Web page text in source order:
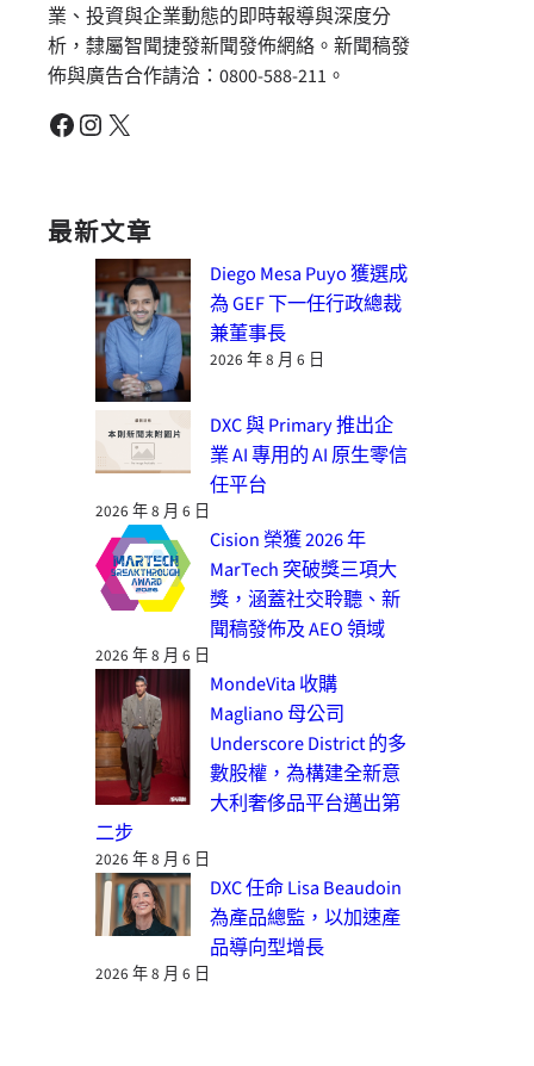
業、投資與企業動態的即時報導與深度分
析，隸屬智聞捷發新聞發佈網絡。新聞稿發
佈與廣告合作請洽：0800-588-211。
Facebook Instagram X
最新文章
Diego Mesa Puyo 獲選成
為 GEF 下一任行政總裁
兼董事長
2026 年 8 月 6 日
DXC 與 Primary 推出企
業 AI 專用的 AI 原生零信
任平台
2026 年 8 月 6 日
Cision 榮獲 2026 年
MarTech 突破獎三項大
獎，涵蓋社交聆聽、新
聞稿發佈及 AEO 領域
2026 年 8 月 6 日
MondeVita 收購
Magliano 母公司
Underscore District 的多
數股權，為構建全新意
大利奢侈品平台邁出第
二步
2026 年 8 月 6 日
DXC 任命 Lisa Beaudoin
為產品總監，以加速產
品導向型增長
2026 年 8 月 6 日